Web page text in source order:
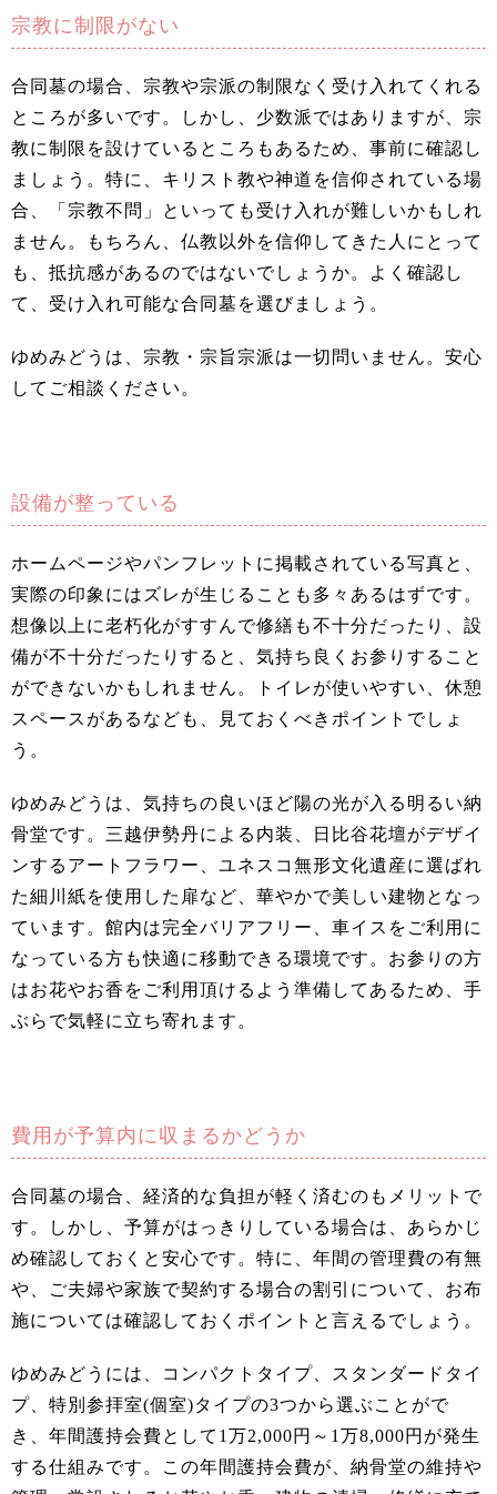
宗教に制限がない
合同墓の場合、宗教や宗派の制限なく受け入れてくれる
ところが多いです。しかし、少数派ではありますが、宗
教に制限を設けているところもあるため、事前に確認し
ましょう。特に、キリスト教や神道を信仰されている場
合、「宗教不問」といっても受け入れが難しいかもしれ
ません。もちろん、仏教以外を信仰してきた人にとって
も、抵抗感があるのではないでしょうか。よく確認し
て、受け入れ可能な合同墓を選びましょう。
ゆめみどうは、宗教・宗旨宗派は一切問いません。安心
してご相談ください。
設備が整っている
ホームページやパンフレットに掲載されている写真と、
実際の印象にはズレが生じることも多々あるはずです。
想像以上に老朽化がすすんで修繕も不十分だったり、設
備が不十分だったりすると、気持ち良くお参りすること
ができないかもしれません。トイレが使いやすい、休憩
スペースがあるなども、見ておくべきポイントでしょ
う。
ゆめみどうは、気持ちの良いほど陽の光が入る明るい納
骨堂です。三越伊勢丹による内装、日比谷花壇がデザイ
ンするアートフラワー、ユネスコ無形文化遺産に選ばれ
た細川紙を使用した扉など、華やかで美しい建物となっ
ています。館内は完全バリアフリー、車イスをご利用に
なっている方も快適に移動できる環境です。お参りの方
はお花やお香をご利用頂けるよう準備してあるため、手
ぶらで気軽に立ち寄れます。
費用が予算内に収まるかどうか
合同墓の場合、経済的な負担が軽く済むのもメリットで
す。しかし、予算がはっきりしている場合は、あらかじ
め確認しておくと安心です。特に、年間の管理費の有無
や、ご夫婦や家族で契約する場合の割引について、お布
施については確認しておくポイントと言えるでしょう。
ゆめみどうには、コンパクトタイプ、スタンダードタイ
プ、特別参拝室(個室)タイプの3つから選ぶことがで
き、年間護持会費として1万2,000円～1万8,000円が発生
する仕組みです。この年間護持会費が、納骨堂の維持や